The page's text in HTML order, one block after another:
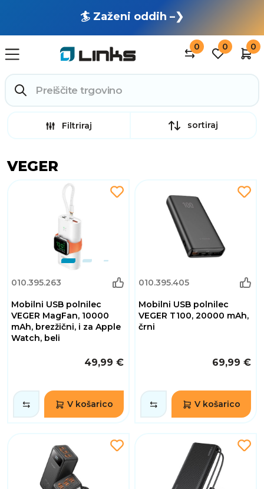
🏄 Zaženi oddih –❯
0 0 0
Filtriraj sortiraj
VEGER
010.395.263
Mobilni USB polnilec
VEGER MagFan, 10000
mAh, brezžični, i za Apple
Watch, beli
49,99 €
V košarico
010.395.405
Mobilni USB polnilec
VEGER T100, 20000 mAh,
črni
69,99 €
V košarico